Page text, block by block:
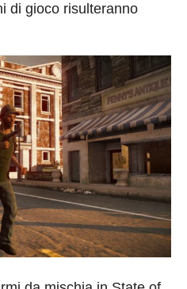
di gioco risulteranno